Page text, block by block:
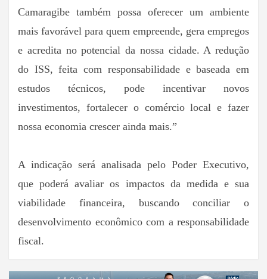
Camaragibe também possa oferecer um ambiente
mais favorável para quem empreende, gera empregos
e acredita no potencial da nossa cidade. A redução
do ISS, feita com responsabilidade e baseada em
estudos técnicos, pode incentivar novos
investimentos, fortalecer o comércio local e fazer
nossa economia crescer ainda mais.”
A indicação será analisada pelo Poder Executivo,
que poderá avaliar os impactos da medida e sua
viabilidade financeira, buscando conciliar o
desenvolvimento econômico com a responsabilidade
fiscal.